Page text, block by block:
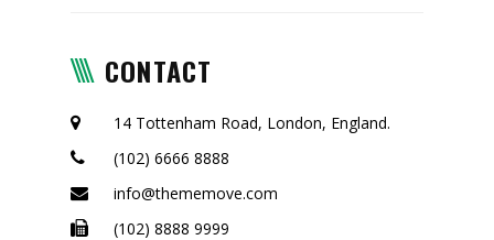
CONTACT
14 Tottenham Road, London, England.
(102) 6666 8888
info@thememove.com
(102) 8888 9999